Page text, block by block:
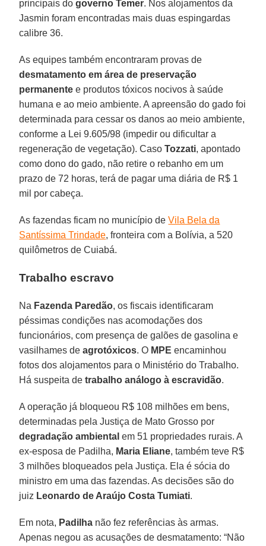
principais do governo Temer. Nos alojamentos da
Jasmin foram encontradas mais duas espingardas
calibre 36.
As equipes também encontraram provas de
desmatamento em área de preservação
permanente e produtos tóxicos nocivos à saúde
humana e ao meio ambiente. A apreensão do gado foi
determinada para cessar os danos ao meio ambiente,
conforme a Lei 9.605/98 (impedir ou dificultar a
regeneração de vegetação). CasoTozzati, apontado
como dono do gado, não retire o rebanho em um
prazo de 72 horas, terá de pagar uma diária de R$ 1
mil por cabeça.
As fazendas ficam no município deVila Bela da
Santíssima Trindade, fronteira com a Bolívia, a 520
quilômetros de Cuiabá.
Trabalho escravo
Na Fazenda Paredão, os fiscais identificaram
péssimas condições nas acomodações dos
funcionários, com presença de galões de gasolina e
vasilhames deagrotóxicos. O MPE encaminhou
fotos dos alojamentos para o Ministério do Trabalho.
Há suspeita detrabalho análogo à escravidão.
A operação já bloqueou R$ 108 milhões em bens,
determinadas pela Justiça de Mato Grosso por
degradação ambiental em 51 propriedades rurais. A
ex-esposa de Padilha, Maria Eliane, também teve R$
3 milhões bloqueados pela Justiça. Ela é sócia do
ministro em uma das fazendas. As decisões são do
juiz Leonardo de Araújo Costa Tumiati.
Em nota, Padilha não fez referências às armas.
Apenas negou as acusações de desmatamento: “Não